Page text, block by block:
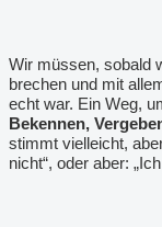
Wir müssen, sobald
brechen und mit
echt war. Ein Weg,
Bekennen,
stimmt vielleicht,
nicht“, oder aber: